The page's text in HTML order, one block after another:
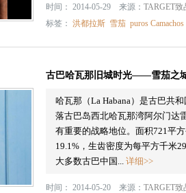
时间： 2014-05-29 来源： TARGET致
标签： 洪都拉斯 雪茄 puros Camachos
古巴哈瓦那旧城时光——雪茄之
哈瓦那（La Habana）是古巴共
落古巴岛西北哈瓦那湾阿尔门达
有重要的战略地位。面积721平
19.1%，生齿密度为每平方千米
大多数古巴中国... 详细>>
时间： 2014-05-20 来源： TARGET致